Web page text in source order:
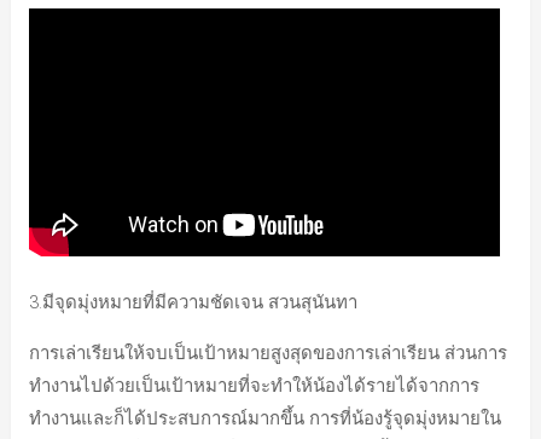
3.มีจุดมุ่งหมายที่มีความชัดเจน สวนสุนันทา
การเล่าเรียนให้จบเป็นเป้าหมายสูงสุดของการเล่าเรียน ส่วนการ
ทำงานไปด้วยเป็นเป้าหมายที่จะทำให้น้องได้รายได้จากการ
ทำงานและก็ได้ประสบการณ์มากขึ้น การที่น้องรู้จุดมุ่งหมายใน